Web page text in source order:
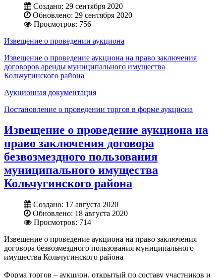
Создано: 29 сентября 2020
Обновлено: 29 сентября 2020
Просмотров: 756
Извещение о проведении аукциона
Извещение о проведение аукциона на право заключения
договоров аренды муниципального имущества
Кольчугинского района
Аукционная документация
Постановление о проведении торгов в форме аукциона
Извещение о проведение аукциона на
право заключения договора
безвозмездного пользования
муниципального имущества
Кольчугинского района
Создано: 17 августа 2020
Обновлено: 18 августа 2020
Просмотров: 714
Извещение о проведение аукциона на право заключения
договора безвозмездного пользования муниципального
имущества Кольчугинского района
Форма торгов – аукцион, открытый по составу участников и